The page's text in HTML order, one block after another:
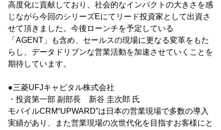
高度化に貢献しており、社会的なインパクトの大きさを感
じながら今回のシリーズEにてリード投資家として出資さ
せて頂きました。今後ローンチを予定している
「AGENT」も含め、セールスの現場に更なる変革をもた
らし、データドリブンな営業活動を加速させていくことを
期待しています。
●三菱UFJキャピタル株式会社
・投資第一部 副部長 新谷 圭次郎 氏
モバイルCRM“UPWARD”は日本の営業現場で多数の導入
実績があり、また営業現場の次世代化を目指すお客様にと